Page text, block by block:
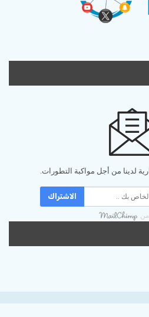
لدينا من أجل مواكبة التطورات.
الاشتراك